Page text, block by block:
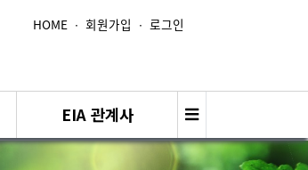
HOME ∙ 회원가입 ∙ 로그인
EIA 관계사